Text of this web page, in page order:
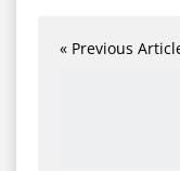
« Previous